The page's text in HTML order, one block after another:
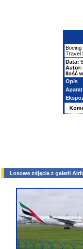
Boeing
Travel
Data:
Autor:
Ilość
Opis
Aparat
Losowe zdjęcia z galerii